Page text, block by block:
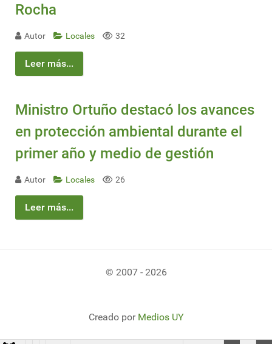
Rocha
Autor Locales 32
Leer más...
Ministro Ortuño destacó los avances
en protección ambiental durante el
primer año y medio de gestión
Autor Locales 26
Leer más...
© 2007 - 2026
Creado por Medios UY